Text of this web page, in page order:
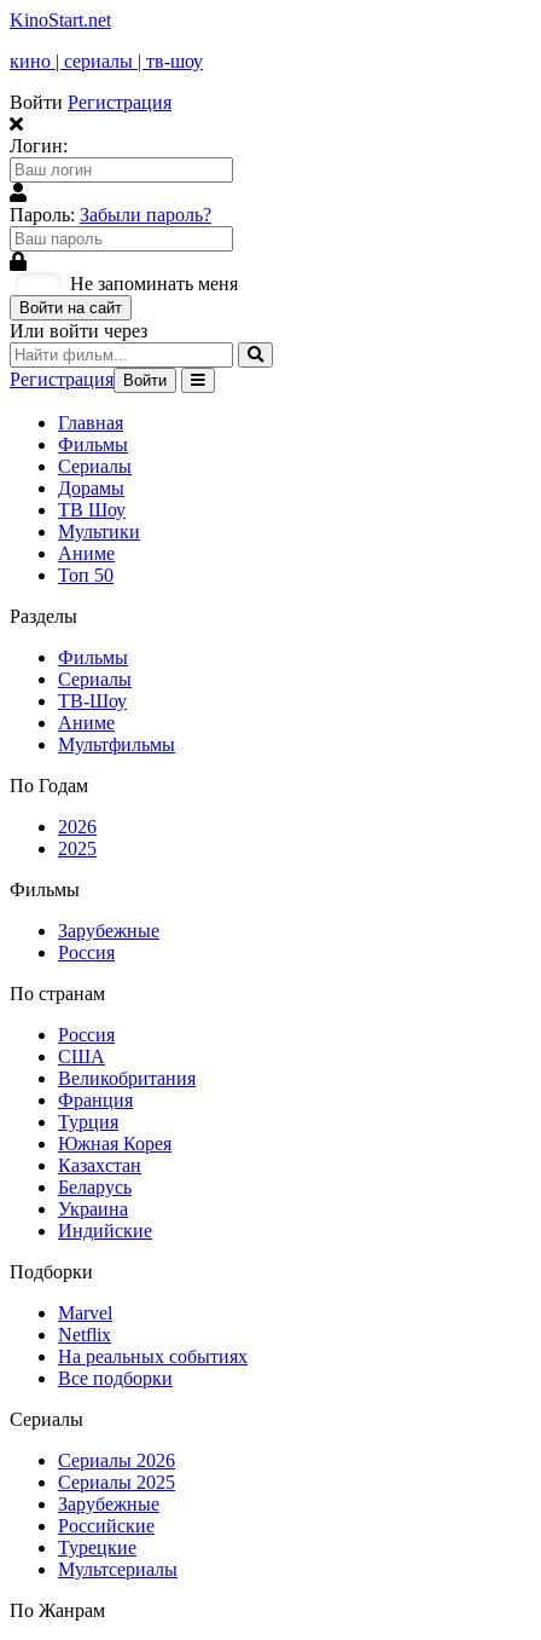
KinoStart.net
кино | сериалы | тв-шоу
Войти Регистрация
Логин:
Пароль: Забыли пароль?
Не запоминать меня
Войти на сайт
Или войти через
Регистрация Войти
Главная
Фильмы
Сериалы
Дорамы
ТВ Шоу
Мультики
Аниме
Топ 50
Разделы
Фильмы
Сериалы
ТВ-Шоу
Аниме
Мультфильмы
По Годам
2026
2025
Фильмы
Зарубежные
Россия
По странам
Россия
США
Великобритания
Франция
Турция
Южная Корея
Казахстан
Беларусь
Украина
Индийские
Подборки
Marvel
Netflix
На реальных событиях
Все подборки
Сериалы
Сериалы 2026
Сериалы 2025
Зарубежные
Российские
Турецкие
Мультсериалы
По Жанрам